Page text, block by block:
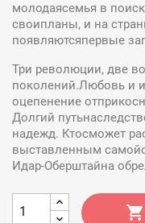
молодаясемья в
своипланы, и на
появляютсяпервые
Три революции, две
поколений.Любовь и
оцепенение
Долгий
надежд. Ктосможет
выставленным
Идар-Оберштайна
